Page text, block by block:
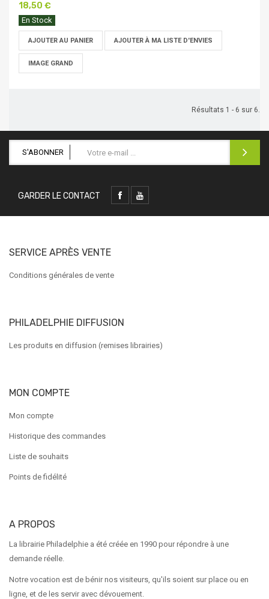
18,50 €
En Stock
AJOUTER AU PANIER AJOUTER À MA LISTE D'ENVIES
IMAGE GRAND
Résultats 1 - 6 sur 6.
S'ABONNER
GARDER LE CONTACT
SERVICE APRÈS VENTE
Conditions générales de vente
PHILADELPHIE DIFFUSION
Les produits en diffusion (remises librairies)
MON COMPTE
Mon compte
Historique des commandes
Liste de souhaits
Points de fidélité
A PROPOS
La librairie Philadelphie a été créée en 1990 pour répondre à une
demande réelle.
Notre vocation est de bénir nos visiteurs, qu'ils soient sur place ou en
ligne, et de les servir avec dévouement.